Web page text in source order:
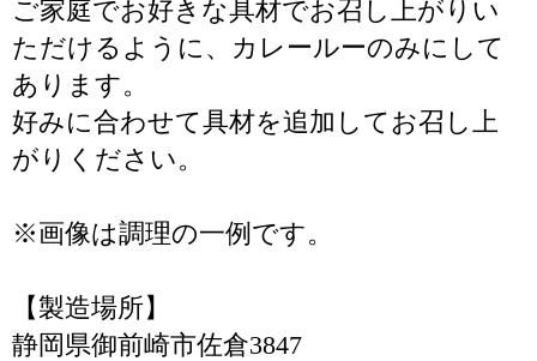
ご家庭でお好きな具材でお召し上がりい
ただけるように、カレールーのみにして
あります。
好みに合わせて具材を追加してお召し上
がりください。
※画像は調理の一例です。
【製造場所】
静岡県御前崎市佐倉3847